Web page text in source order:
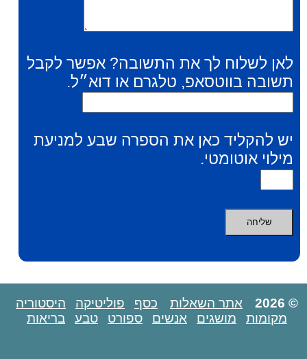
לאן לשלוח לך את התשובה? אפשר לקבל
תשובה בווטסאפ, טלגרם או דוא״ל.
יש להקליד כאן את הספרה שבע למניעת
מילוי אוטומטי.
© 2026 אתר השאלות כסף פוליטיקה
היסטוריה
מקומות
מושגים אנשים ספורט טבע בריאות